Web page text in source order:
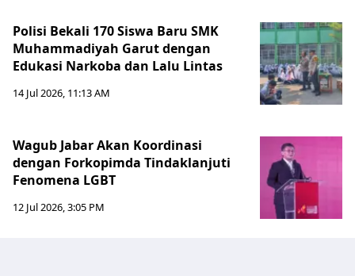
Polisi Bekali 170 Siswa Baru SMK
Muhammadiyah Garut dengan
Edukasi Narkoba dan Lalu Lintas
14 Jul 2026, 11:13 AM
Wagub Jabar Akan Koordinasi
dengan Forkopimda Tindaklanjuti
Fenomena LGBT
12 Jul 2026, 3:05 PM